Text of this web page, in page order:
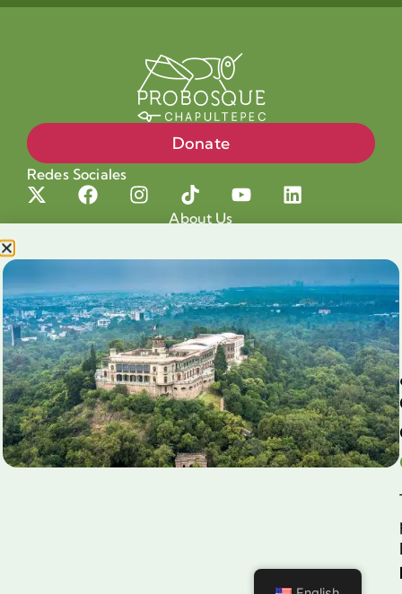
Donate
Redes Sociales
About Us
Our cause
Shop for a cause
Blog
Chapultepec Volunteering
Aliados
Legales
Prensa
Aviso de Privacidad